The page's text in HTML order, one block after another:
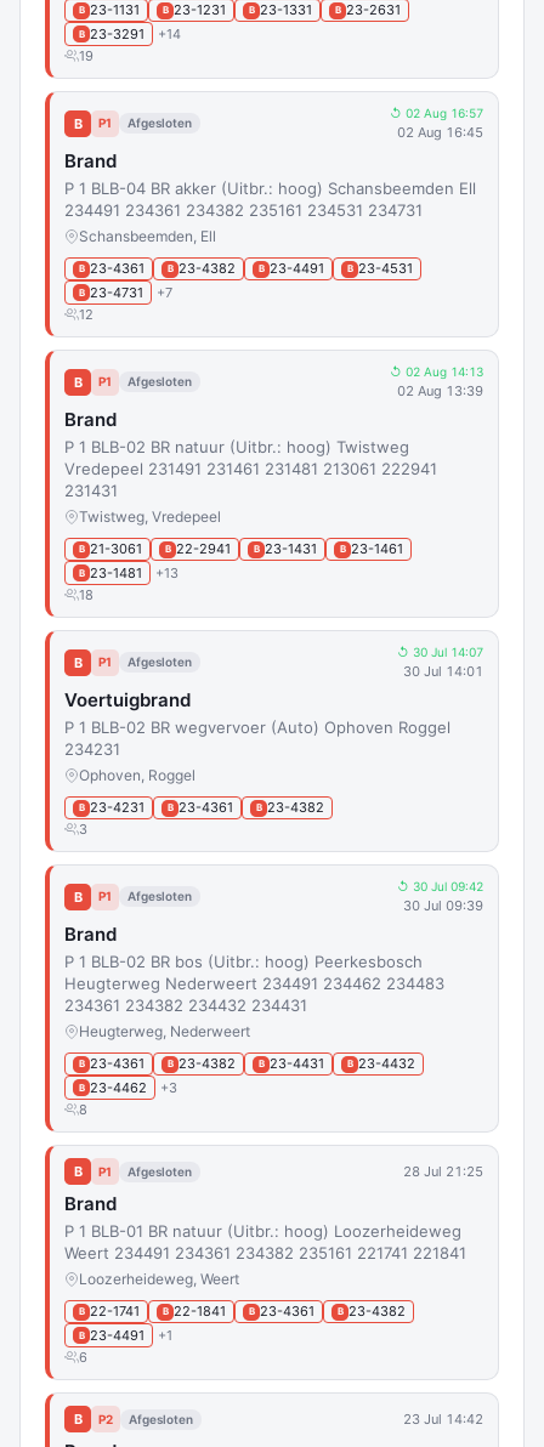
B 23-1131 B 23-1231 B 23-1331 B 23-2631
B 23-3291
+14
19
B P1 Afgesloten
↺ 02 Aug 16:57
02 Aug 16:45
Brand
P 1 BLB-04 BR akker (Uitbr.: hoog) Schansbeemden Ell
234491 234361 234382 235161 234531 234731
Schansbeemden, Ell
B 23-4361 B 23-4382 B 23-4491 B 23-4531
B 23-4731
+7
12
B P1 Afgesloten
↺ 02 Aug 14:13
02 Aug 13:39
Brand
P 1 BLB-02 BR natuur (Uitbr.: hoog) Twistweg
Vredepeel 231491 231461 231481 213061 222941
231431
Twistweg, Vredepeel
B 21-3061 B 22-2941 B 23-1431 B 23-1461
B 23-1481
+13
18
B P1 Afgesloten
↺ 30 Jul 14:07
30 Jul 14:01
Voertuigbrand
P 1 BLB-02 BR wegvervoer (Auto) Ophoven Roggel
234231
Ophoven, Roggel
B 23-4231 B 23-4361 B 23-4382
3
B P1 Afgesloten
↺ 30 Jul 09:42
30 Jul 09:39
Brand
P 1 BLB-02 BR bos (Uitbr.: hoog) Peerkesbosch
Heugterweg Nederweert 234491 234462 234483
234361 234382 234432 234431
Heugterweg, Nederweert
B 23-4361 B 23-4382 B 23-4431 B 23-4432
B 23-4462
+3
8
B P1 Afgesloten 28 Jul 21:25
Brand
P 1 BLB-01 BR natuur (Uitbr.: hoog) Loozerheideweg
Weert 234491 234361 234382 235161 221741 221841
Loozerheideweg, Weert
B 22-1741 B 22-1841 B 23-4361 B 23-4382
B 23-4491
+1
6
B P2 Afgesloten 23 Jul 14:42